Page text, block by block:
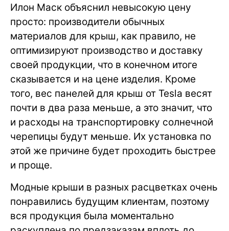
Илон Маск объяснил невысокую цену
просто: производители обычных
материалов для крыш, как правило, не
оптимизируют производство и доставку
своей продукции, что в конечном итоге
сказывается и на цене изделия. Кроме
того, вес панелей для крыш от Tesla весят
почти в два раза меньше, а это значит, что
и расходы на транспортировку солнечной
черепицы будут меньше. Их установка по
этой же причине будет проходить быстрее
и проще.
Модные крыши в разных расцветках очень
понравились будущим клиентам, поэтому
вся продукция была моментально